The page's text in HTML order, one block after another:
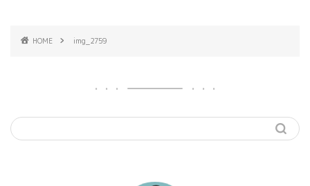
HOME img_2759